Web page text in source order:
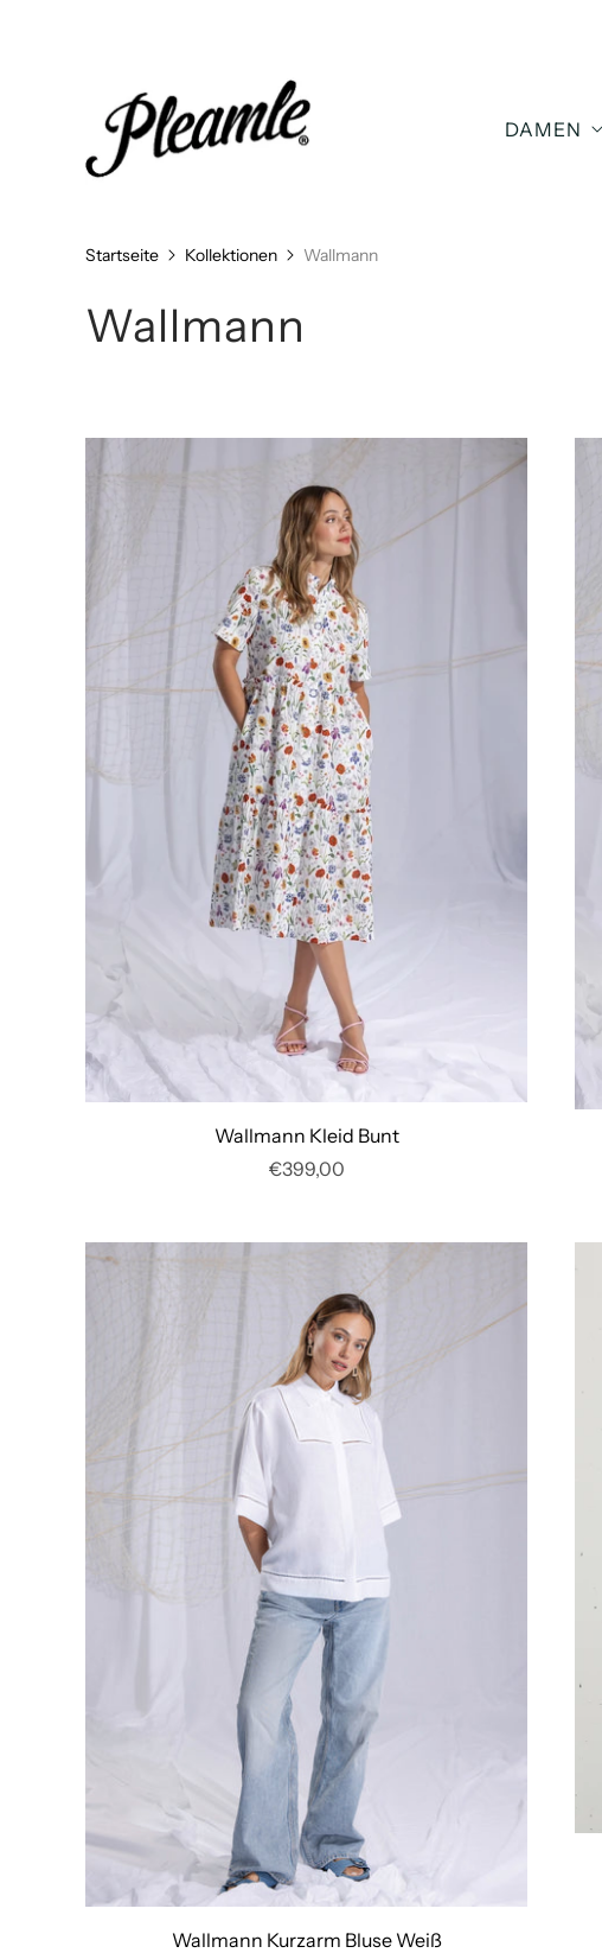
DAMEN
Startseite Kollektionen Wallmann
Wallmann
Wallmann Kleid Bunt
€399,00
Wallmann Kurzarm Bluse Weiß